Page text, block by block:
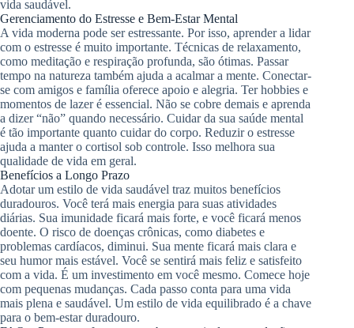
vida saudável.
Gerenciamento do Estresse e Bem-Estar Mental
A vida moderna pode ser estressante. Por isso, aprender a lidar
com o estresse é muito importante. Técnicas de relaxamento,
como meditação e respiração profunda, são ótimas. Passar
tempo na natureza também ajuda a acalmar a mente. Conectar-
se com amigos e família oferece apoio e alegria. Ter hobbies e
momentos de lazer é essencial. Não se cobre demais e aprenda
a dizer “não” quando necessário. Cuidar da sua saúde mental
é tão importante quanto cuidar do corpo. Reduzir o estresse
ajuda a manter o cortisol sob controle. Isso melhora sua
qualidade de vida em geral.
Benefícios a Longo Prazo
Adotar um estilo de vida saudável traz muitos benefícios
duradouros. Você terá mais energia para suas atividades
diárias. Sua imunidade ficará mais forte, e você ficará menos
doente. O risco de doenças crônicas, como diabetes e
problemas cardíacos, diminui. Sua mente ficará mais clara e
seu humor mais estável. Você se sentirá mais feliz e satisfeito
com a vida. É um investimento em você mesmo. Comece hoje
com pequenas mudanças. Cada passo conta para uma vida
mais plena e saudável. Um estilo de vida equilibrado é a chave
para o bem-estar duradouro.